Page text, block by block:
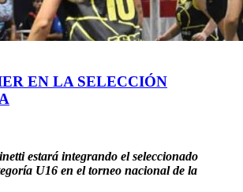
EN LA SELECCIÓN
estará integrando el seleccionado
U16 en el torneo nacional de la